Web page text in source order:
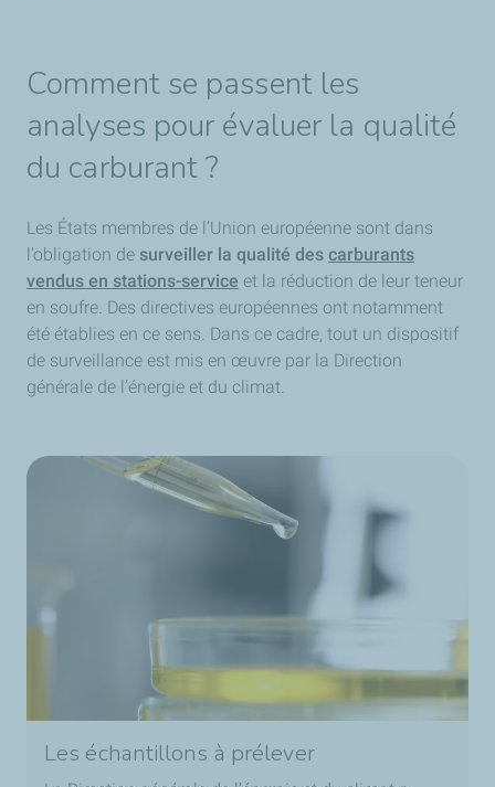
basse, meilleure est la résistance au froid du produit.
Cette analyse est importante dans les moteurs, mais elle
n’est pas totalement représentative de la réalité terrain.
Elle permet simplement de caractériser la résistance au
froid des produits et de les classer entre eux. La
saison hiver va du 1er octobre au 31 mars et la saison
été du 1er avril au 30 septembre. En hiver, un gazole
standard devra justifier une TLF de -15°C maximum
contre 0°C l’été. En France, pour les régions les plus
froides de l’Est du pays,TotalEnergies distribue
Excellium Diesel Grand Froid, un produit plus résistant
au froid avec une TLF maximum de -21°C.
Comment se passent les
analyses pour évaluer la qualité
du carburant ?
Les États membres de l’Union européenne sont dans
l’obligation de surveiller la qualité des carburants
vendus en stations-service et la réduction de leur teneur
en soufre. Des directives européennes ont notamment
été établies en ce sens. Dans ce cadre, tout un dispositif
de surveillance est mis en œuvre par la Direction
générale de l’énergie et du climat.
Les échantillons à prélever